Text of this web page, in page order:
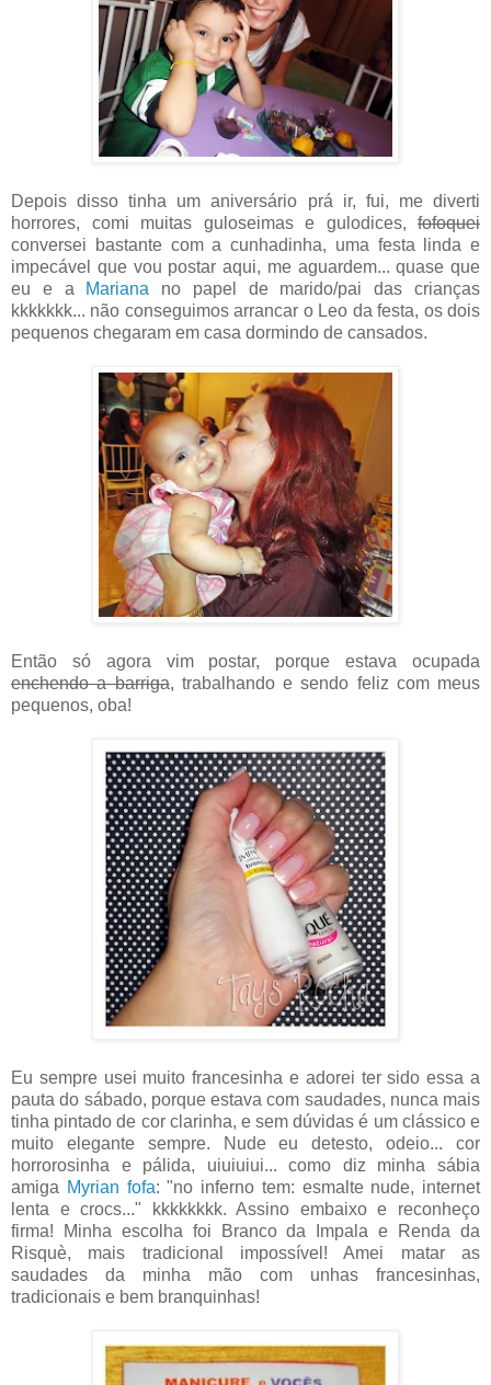
Depois disso tinha um aniversário prá ir, fui, me diverti
horrores, comi muitas guloseimas e gulodices, fofoquei
conversei bastante com a cunhadinha, uma festa linda e
impecável que vou postar aqui, me aguardem... quase que
eu e a Mariana no papel de marido/pai das crianças
kkkkkkk... não conseguimos arrancar o Leo da festa, os dois
pequenos chegaram em casa dormindo de cansados.
Então só agora vim postar, porque estava ocupada
enchendo a barriga, trabalhando e sendo feliz com meus
pequenos, oba!
Eu sempre usei muito francesinha e adorei ter sido essa a
pauta do sábado, porque estava com saudades, nunca mais
tinha pintado de cor clarinha, e sem dúvidas é um clássico e
muito elegante sempre. Nude eu detesto, odeio... cor
horrorosinha e pálida, uiuiuiui... como diz minha sábia
amiga Myrian fofa: "no inferno tem: esmalte nude, internet
lenta e crocs..." kkkkkkkk. Assino embaixo e reconheço
firma! Minha escolha foi Branco da Impala e Renda da
Risquè, mais tradicional impossível! Amei matar as
saudades da minha mão com unhas francesinhas,
tradicionais e bem branquinhas!